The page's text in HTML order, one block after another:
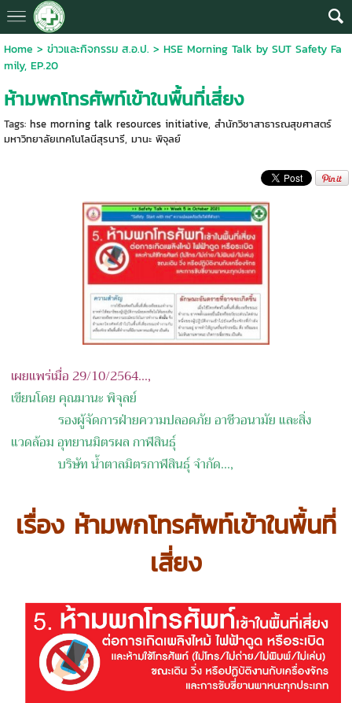
Home > ข่าวและกิจกรรม ส.อ.ป. > HSE Morning Talk by SUT Safety Fa
mily, EP.20
ห้ามพกโทรศัพท์เข้าในพื้นที่เสี่ยง
Tags: hse morning talk resources initiative, สำนักวิชาสาธารณสุขศาสตร์
มหาวิทยาลัยเทคโนโลนีสุรนารี, มานะ พิจุลย์
เผยแพร่เมื่อ 29/10/2564...,
เขียนโดย คุณมานะ พิจุลย์
รองผู้จัดการฝ่ายความปลอดภัย อาชีวอนามัย และสิ่ง
แวดล้อม อุทยานมิตรผล กาฬสินธุ์
บริษัท น้ำตาลมิตรกาฬสินธุ์ จำกัด...,
เรื่อง ห้ามพกโทรศัพท์เข้าในพื้นที่
เสี่ยง